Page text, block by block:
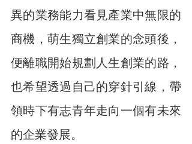
異的業務能力看見產業中無限的
商機，萌生獨立創業的念頭後，
便離職開始規劃人生創業的路，
也希望透過自己的穿針引線，帶
領時下有志青年走向一個有未來
的企業發展。